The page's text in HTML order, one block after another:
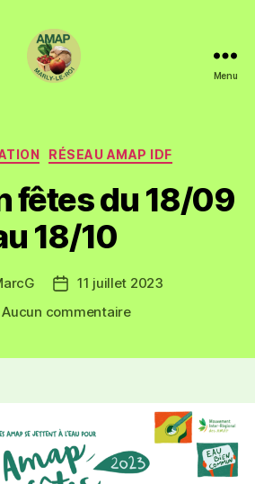
Menu
RÉSEAU AMAP IDF
fêtes du 18/09
18/10
11 juillet 2023
Aucun commentaire